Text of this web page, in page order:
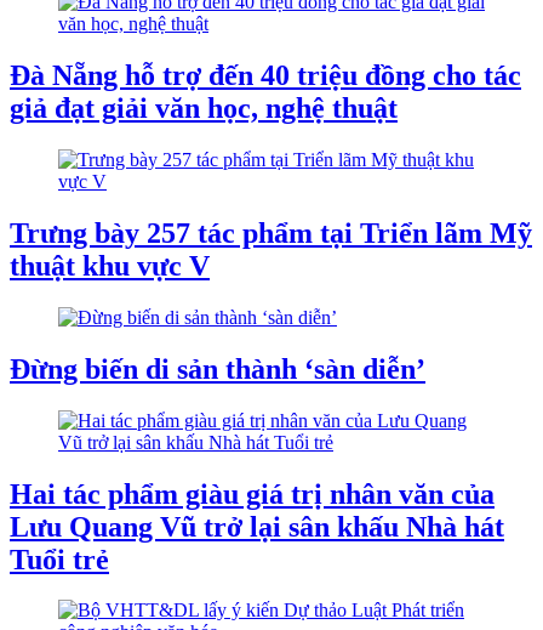
Đà Nẵng hỗ trợ đến 40 triệu đồng cho tác
giả đạt giải văn học, nghệ thuật
Trưng bày 257 tác phẩm tại Triển lãm Mỹ
thuật khu vực V
Đừng biến di sản thành ‘sàn diễn’
Hai tác phẩm giàu giá trị nhân văn của
Lưu Quang Vũ trở lại sân khấu Nhà hát
Tuổi trẻ